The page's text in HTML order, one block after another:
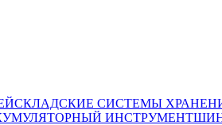
СКЛАДСКИЕ СИСТЕМЫ
ИНСТРУМЕНТ